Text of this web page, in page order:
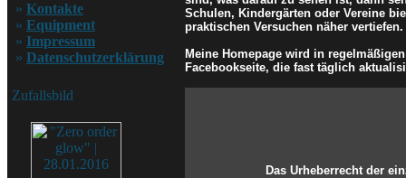
» Kontakte
» Equipment
» Impressum
» Datenschutzerklärung
Zufallsbild
Schulen, Kindergärten oder Vereine
praktischen Versuchen näher vertiefen.
Meine Homepage wird in
Facebookseite, die fast täglich
Das Urheberrecht der